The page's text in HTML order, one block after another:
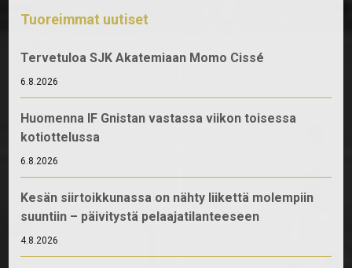
Tuoreimmat uutiset
Tervetuloa SJK Akatemiaan Momo Cissé
6.8.2026
Huomenna IF Gnistan vastassa viikon toisessa
kotiottelussa
6.8.2026
Kesän siirtoikkunassa on nähty liikettä molempiin
suuntiin – päivitystä pelaajatilanteeseen
4.8.2026